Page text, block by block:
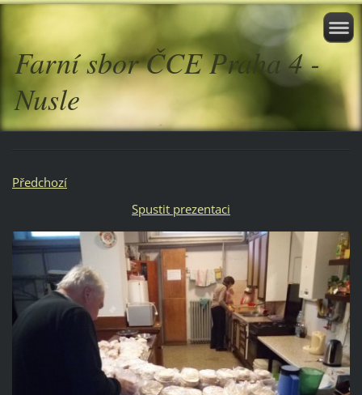
Farní sbor ČCE Praha 4 -
Nusle
Předchozí
Spustit prezentaci